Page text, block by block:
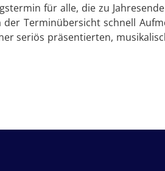
für alle, die zu
Terminübersicht schnell
seriös präsentierten,